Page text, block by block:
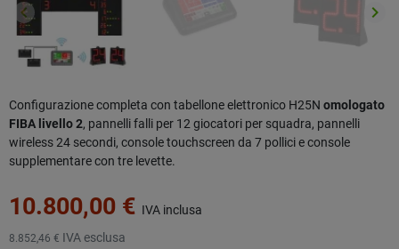
Precedente
keyboard_arrow_left keyboard_arrow_right
Configurazione completa con tabellone elettronico H25N omologato
FIBA livello 2, pannelli falli per 12 giocatori per squadra, pannelli
wireless 24 secondi, console touchscreen da 7 pollici e console
supplementare con tre levette.
10.800,00 € IVA inclusa
8.852,46 € IVA esclusa